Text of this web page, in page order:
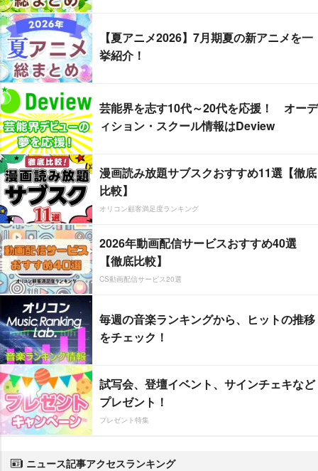
【夏アニメ2026】7月期夏の新アニメを一
挙紹介！
芸能界を志す10代～20代を応援！ オーデ
ィション・スクール情報はDeview
漫画読み放題サブスクおすすめ11選【徹底
比較】
オリコン顧客満足度ランキング
2026年動画配信サービスおすすめ40選
【徹底比較】
CS動画配信サービス20選
毎週の音楽ランキングから、ヒットの推移
をチェック！
試写会、登壇イベント、サインチェキなど
プレゼント！
プレゼント特集
ニュース記事アクセスランキング